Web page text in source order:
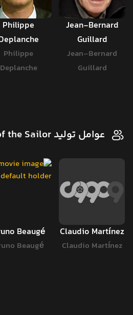
Jean-Bernard
Guillard
Jean-Bernard
Guillard
Philippe
Philippe
Deplanche
عوامل تولید Three Crowns of the Sailor
Claudio Martínez
Claudio Martínez
Beaugé
Beaugé